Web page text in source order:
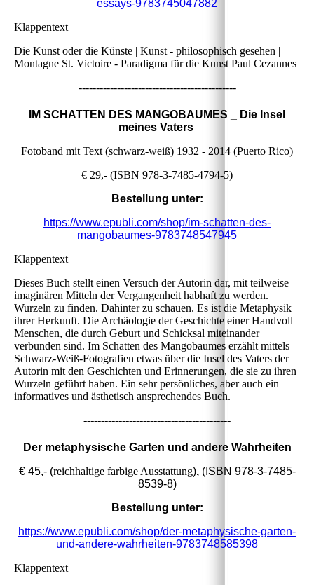
essays-9783745047882
Klappentext
Die Kunst oder die Künste | Kunst - philosophisch gesehen |
Montagne St. Victoire - Paradigma für die Kunst Paul Cezannes
---------------------------------------------
M SCHATTEN DES MANGOBAUMES _ Die Insel
meines Vaters
Fotoband mit Text (schwarz-weiß) 1932 - 2014 (Puerto Rico)
€ 29,- (ISBN 978-3-7485-4794-5)
Bestellung unter:
https://www.epubli.com/shop/im-schatten-des-
mangobaumes-9783748547945
Klappentext
Dieses Buch stellt einen Versuch der Autorin dar, mit teilweise
imaginären Mitteln der Vergangenheit habhaft zu werden.
Wurzeln zu finden. Dahinter zu schauen. Es ist die Metaphysik
ihrer Herkunft. Die Archäologie der Geschichte einer Handvoll
Menschen, die durch Geburt und Schicksal miteinander
verbunden sind. Im Schatten des Mangobaumes erzählt mittels
Schwarz-Weiß-Fotografien etwas über die Insel des Vaters der
Autorin mit den Geschichten und Erinnerungen, die sie zu ihren
Wurzeln geführt haben. Ein sehr persönliches, aber auch ein
informatives und ästhetisch ansprechendes Buch.
------------------------------------------
Der metaphysische Garten und andere Wahrheiten
€ 45,- (reichhaltige farbige Ausstattung), (ISBN 978-3-7485-
8539-8)
Bestellung unter:
https://www.epubli.com/shop/der-metaphysische-garten-
und-andere-wahrheiten-9783748585398
Klappentext